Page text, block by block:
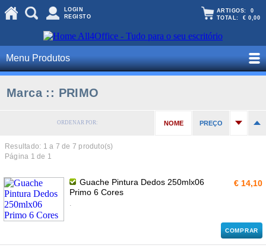
LOGIN
REGISTO
ARTIGOS: 0
TOTAL: € 0,00
Menu Produtos
Marca :: PRIMO
ORDENAR POR: NOME PREÇO
Resultado: 1 a 7 de 7 produto(s)
Página 1 de 1
Guache Pintura Dedos 250mlx06
Primo 6 Cores
.
€ 14,10
COMPRAR